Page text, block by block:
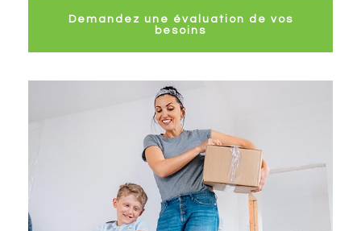
Demandez une évaluation de vos
besoins